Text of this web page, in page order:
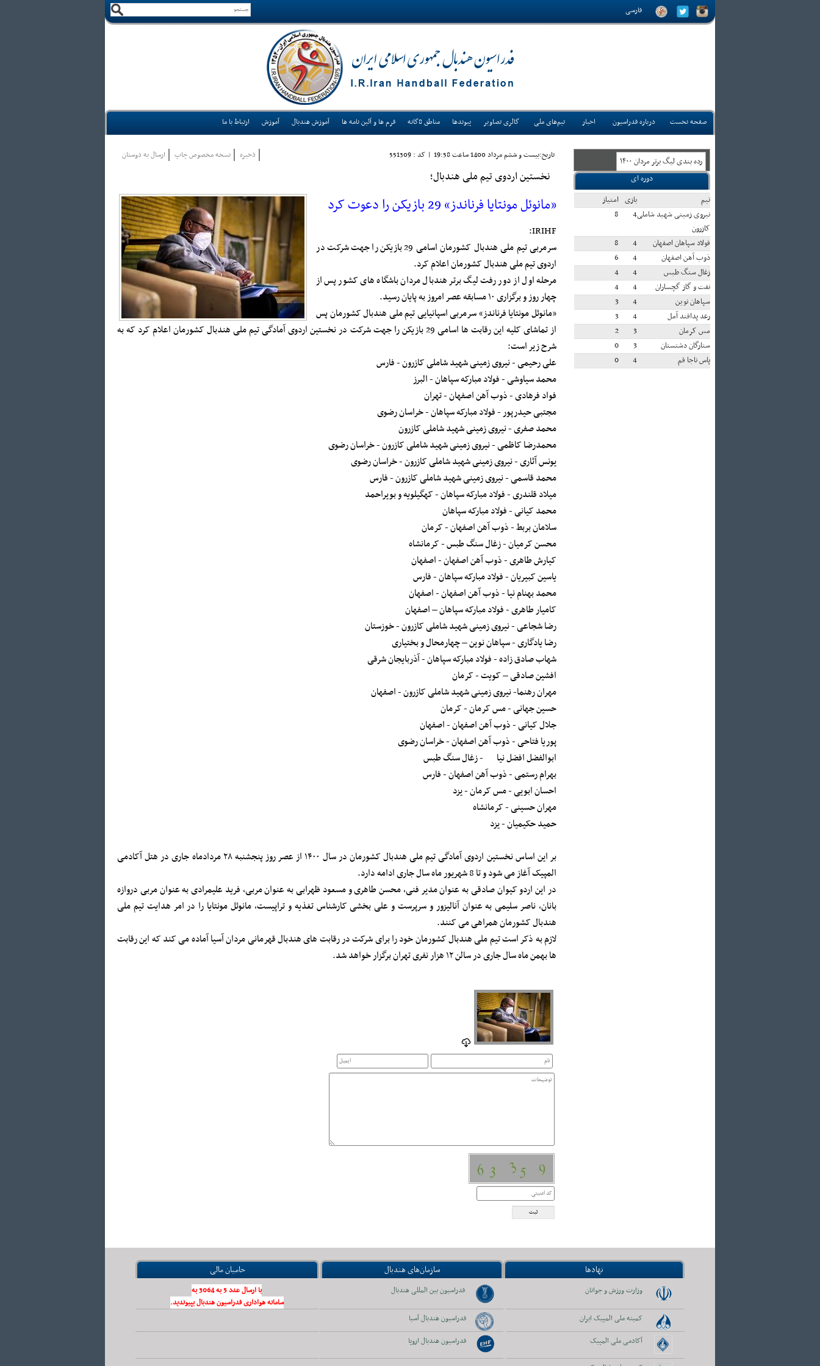
فارسی
صفحه نخست درباره فدراسیون اخبار تیم‌های ملی گالری تصاویر پیوندها مناطق 8گانه فرم ها و آئین نامه ها آموزش هندبال آموزش ارتباط با ما
رده بندی ليگ برتر مردان ۱۴۰۰
دوره ای
تيم
بازی امتياز
نیروی زمینی شهید شاملی
کازرون
4
8
فولاد سپاهان اصفهان 4
8
ذوب آهن اصفهان
4
6
زغال سنگ طبس
4
4
نفت و گاز گچساران
4
4
سپاهان نوین
4
3
رعد پدافند آمل
4
3
مس کرمان
3
2
ستارگان دشتستان
3
0
پاس ناجا قم
4
0
تاريخ:بيست و ششم مرداد 1400 ساعت 19:58 | کد : 551309 ذخيره نسخه مخصوص چاپ ارسال به دوستان
نخستین اردوی تیم ملی هندبال؛
«مانوئل مونتایا فرناندز» 29 بازیکن را دعوت کرد
IRIHF:
سرمربی تیم ملی هندبال کشورمان اسامی 29 بازیکن را جهت شرکت در
اردوی تیم ملی هندبال کشورمان اعلام کرد.
مرحله اول از دور رفت لیگ برتر هندبال مردان باشگاه های کشور پس از
چهار روز و برگزاری ۱۰ مسابقه عصر امروز به پایان رسید.
«مانوئل مونتایا فرناندز» سرمربی اسپانیایی تیم ملی هندبال کشورمان پس
از تماشای کلیه این رقابت ها اسامی 29 بازیکن را جهت شرکت در نخستین اردوی آمادگی تیم ملی هندبال کشورمان اعلام کرد که به
شرح زیر است:
علی رحیمی - نیروی زمینی شهید شاملی کازرون - فارس
محمد سیاوشی - فولاد مبارکه سپاهان - البرز
فواد فرهادی - ذوب آهن اصفهان - تهران
مجتبی حیدرپور - فولاد مبارکه سپاهان - خراسان رضوی
محمد صفری - نیروی زمینی شهید شاملی کازرون
محمدرضا کاظمی - نیروی زمینی شهید شاملی کازرون - خراسان رضوی
یونس آثاری - نیروی زمینی شهید شاملی کازرون - خراسان رضوی
محمد قاسمی - نیروی زمینی شهید شاملی کازرون - فارس
میلاد قلندری - فولاد مبارکه سپاهان - کهگیلویه و بویراحمد
محمد کیانی - فولاد مبارکه سپاهان
سلامان بربط - ذوب آهن اصفهان - کرمان
محسن کرمیان - زغال سنگ طبس - کرمانشاه
کیارش طاهری - ذوب آهن اصفهان - اصفهان
یاسین کبیریان - فولاد مبارکه سپاهان - فارس
محمد بهنام نیا - ذوب آهن اصفهان - اصفهان
کامیار طاهری - فولاد مبارکه سپاهان – اصفهان
رضا شجاعی - نیروی زمینی شهید شاملی کازرون - خوزستان
رضا یادگاری - سپاهان نوین – چهارمحال و بختیاری
شهاب صادق زاده - فولاد مبارکه سپاهان - آذربایجان شرقی
افشین صادقی – کویت - کرمان
مهران رهنما- نیروی زمینی شهید شاملی کازرون - اصفهان
حسین جهانی - مس کرمان - کرمان
جلال کیانی - ذوب آهن اصفهان - اصفهان
پوریا فتاحی - ذوب آهن اصفهان - خراسان رضوی
ابوالفضل افضل نیا
- زغال سنگ طبس
بهرام رستمی - ذوب آهن اصفهان - فارس
احسان ابویی - مس کرمان - یزد
مهران حسینی - کرمانشاه
حمید حکیمیان - یزد
بر این اساس نخستین اردوی آمادگی تیم ملی هندبال کشورمان در سال ۱۴۰۰ از عصر روز پنجشنبه ۲۸ مردادماه جاری در هتل آکادمی
المپیک آغاز می شود و تا 8 شهریور ماه سال جاری ادامه دارد.
در این اردو کیوان صادقی به عنوان مدیر فنی، محسن طاهری و مسعود ظهرابی به عنوان مربی، فرید علیمرادی به عنوان مربی دروازه
بانان، ناصر سلیمی به عنوان آنالیزور و سرپرست و علی بخشی کارشناس تغذیه و تراپیست، مانوئل مونتایا را در امر هدایت تیم ملی
هندبال کشورمان همراهی می کنند.
لازم به ذکر است تیم ملی هندبال کشورمان خود را برای شرکت در رقابت های هندبال قهرمانی مردان آسیا آماده می کند که این رقابت
ها بهمن ماه سال جاری در سالن ۱۲ هزار نفری تهران برگزار خواهد شد.
نهادها سازمان‌های هندبال حامیان مالی
وزارت ورزش و جوانان فدراسیون بین المللی هندبال
با ارسال عدد 5 به 3064 به
سامانه هواداری فدراسیون هندبال بپیوندید.
کمیته ملی المپیک ایران
فدراسیون هندبال آسیا
آکادمی ملی المپیک
فدراسیون هندبال اروپا